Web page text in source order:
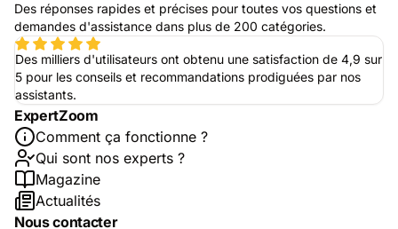
Des réponses rapides et précises pour toutes vos questions et
demandes d'assistance dans plus de 200 catégories.
Des milliers d'utilisateurs ont obtenu une satisfaction de 4,9 sur
5 pour les conseils et recommandations prodiguées par nos
assistants.
ExpertZoom
Comment ça fonctionne ?
Qui sont nos experts ?
Magazine
Actualités
Nous contacter